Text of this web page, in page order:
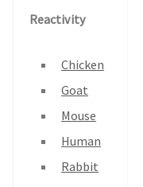
Reactivity
Chicken
Goat
Mouse
Human
Rabbit